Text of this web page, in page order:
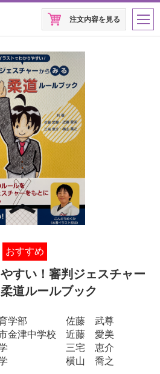
注文内容を見る
おすすめ
すい！審判ジェスチャー
道ルールブック
育学部 佐藤 武尊
金津中学校 近藤 愛美
大学 三宅 恵介
大学 横山 喬之